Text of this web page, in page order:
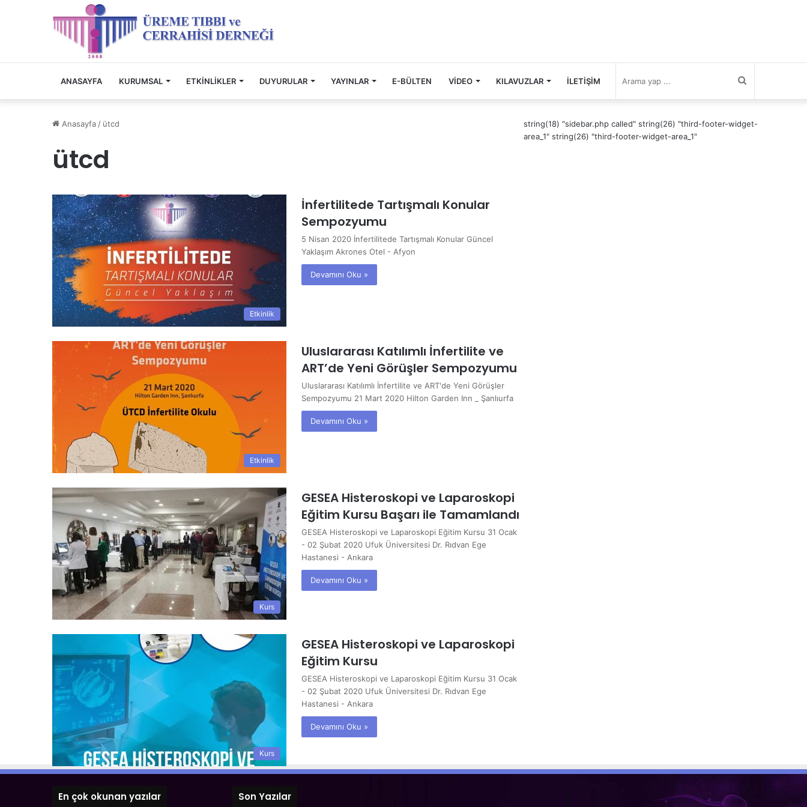
ANASAYFA KURUMSAL ETKINLIKLER DUYURULAR YAYINLAR E-BÜLTEN VİDEO KILAVUZLAR İLETIŞIM
Anasayfa / ütcd
ütcd
Etkinlik
İnfertilitede Tartışmalı Konular
Sempozyumu
5 Nisan 2020 İnfertilitede Tartışmalı Konular Güncel
Yaklaşım Akrones Otel - Afyon
Devamını Oku »
Etkinlik
Uluslararası Katılımlı İnfertilite ve
ART’de Yeni Görüşler Sempozyumu
Uluslararası Katılımlı İnfertilite ve ART'de Yeni Görüşler
Sempozyumu 21 Mart 2020 Hilton Garden Inn _ Şanlıurfa
Devamını Oku »
Kurs
GESEA Histeroskopi ve Laparoskopi
Eğitim Kursu Başarı ile Tamamlandı
GESEA Histeroskopi ve Laparoskopi Eğitim Kursu 31 Ocak
- 02 Şubat 2020 Ufuk Üniversitesi Dr. Rıdvan Ege
Hastanesi - Ankara
Devamını Oku »
Kurs
GESEA Histeroskopi ve Laparoskopi
Eğitim Kursu
GESEA Histeroskopi ve Laparoskopi Eğitim Kursu 31 Ocak
- 02 Şubat 2020 Ufuk Üniversitesi Dr. Rıdvan Ege
Hastanesi - Ankara
Devamını Oku »
string(18) "sidebar.php called" string(26) "third-footer-widget-
area_1" string(26) "third-footer-widget-area_1"
En çok okunan yazılar Son Yazılar